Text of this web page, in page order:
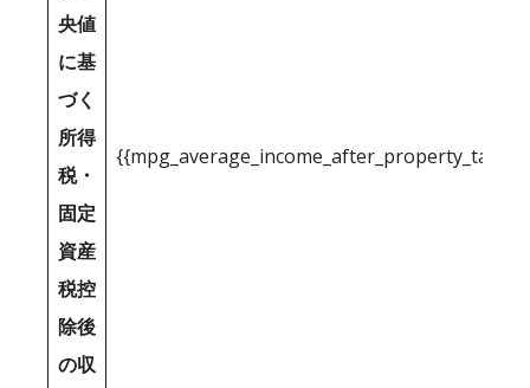
央値
に基
づく
所得
税・
固定
資産
税控
除後
の収